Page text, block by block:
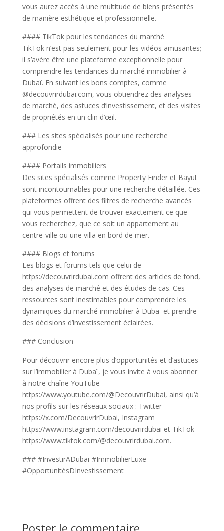
vous aurez accès à une multitude de biens présentés
de manière esthétique et professionnelle.
#### TikTok pour les tendances du marché
TikTok n’est pas seulement pour les vidéos amusantes;
il s’avère être une plateforme exceptionnelle pour
comprendre les tendances du marché immobilier à
Dubaï. En suivant les bons comptes, comme
@decouvrirdubai.com, vous obtiendrez des analyses
de marché, des astuces d’investissement, et des visites
de propriétés en un clin d’œil.
### Les sites spécialisés pour une recherche
approfondie
#### Portails immobiliers
Des sites spécialisés comme Property Finder et Bayut
sont incontournables pour une recherche détaillée. Ces
plateformes offrent des filtres de recherche avancés
qui vous permettent de trouver exactement ce que
vous recherchez, que ce soit un appartement au
centre-ville ou une villa en bord de mer.
#### Blogs et forums
Les blogs et forums tels que celui de
https://decouvrirdubai.com offrent des articles de fond,
des analyses de marché et des études de cas. Ces
ressources sont inestimables pour comprendre les
dynamiques du marché immobilier à Dubaï et prendre
des décisions d’investissement éclairées.
### Conclusion
Pour découvrir encore plus d’opportunités et d’astuces
sur l’immobilier à Dubaï, je vous invite à vous abonner
à notre chaîne YouTube
https://www.youtube.com/@DecouvrirDubai, ainsi qu’à
nos profils sur les réseaux sociaux : Twitter
https://x.com/DecouvrirDubai, Instagram
https://www.instagram.com/decouvrirdubai et TikTok
https://www.tiktok.com/@decouvrirdubai.com.
### #InvestirADubaï #ImmobilierLuxe
#OpportunitésDInvestissement
Poster le commentaire